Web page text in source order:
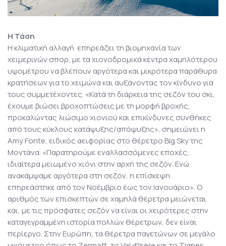
Η Τάση
Η κλιματική αλλαγή επηρεάζει τη βιομηχανία των
χειμερινών σπορ, με τα χιονοδρομικά κέντρα χαμηλότερου
υψομέτρου να βλέπουν αργότερα και μικρότερα παράθυρα
κρατήσεων για το χειμώνα και αυξάνοντας τον κίνδυνο για
τους συμμετέχοντες. «Κατά τη διάρκεια της σεζόν του σκι,
έχουμε βιώσει βροχοπτώσεις με τη μορφή βροχής,
προκαλώντας λιώσιμο χιονιού και επικίνδυνες συνθήκες
από τους κύκλους κατάψυξης/απόψυξης», σημειώνει η
Amy Fonte, ειδικός αειφορίας στο θέρετρο Big Sky της
Μοντάνα. «Παρατηρούμε εναλλασσόμενες εποχές,
ιδιαίτερα μειωμένο χιόνι στην αρχή της σεζόν. Ενώ
ανακάμψαμε αργότερα στη σεζόν, η επίσκεψη
επηρεάστηκε από τον Νοέμβριο έως τον Ιανουάριο». Ο
αριθμός των επισκεπτών σε χαμηλά θέρετρα μειώνεται
και, με τις πρόσφατες σεζόν να είναι οι χειρότερες στην
καταγεγραμμένη ιστορία πολλών θέρετρων, δεν είναι
περίεργο. Στην Ευρώπη, τα θέρετρα παγετώνων σε μεγάλο